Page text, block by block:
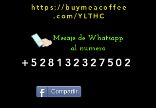
https://buymeacoffee
.com/YLTHC
Mesaje de Whatsapp
al numero
+528132327502
Compartir